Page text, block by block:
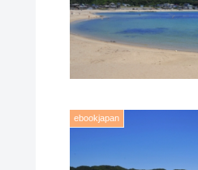
ebookjapan